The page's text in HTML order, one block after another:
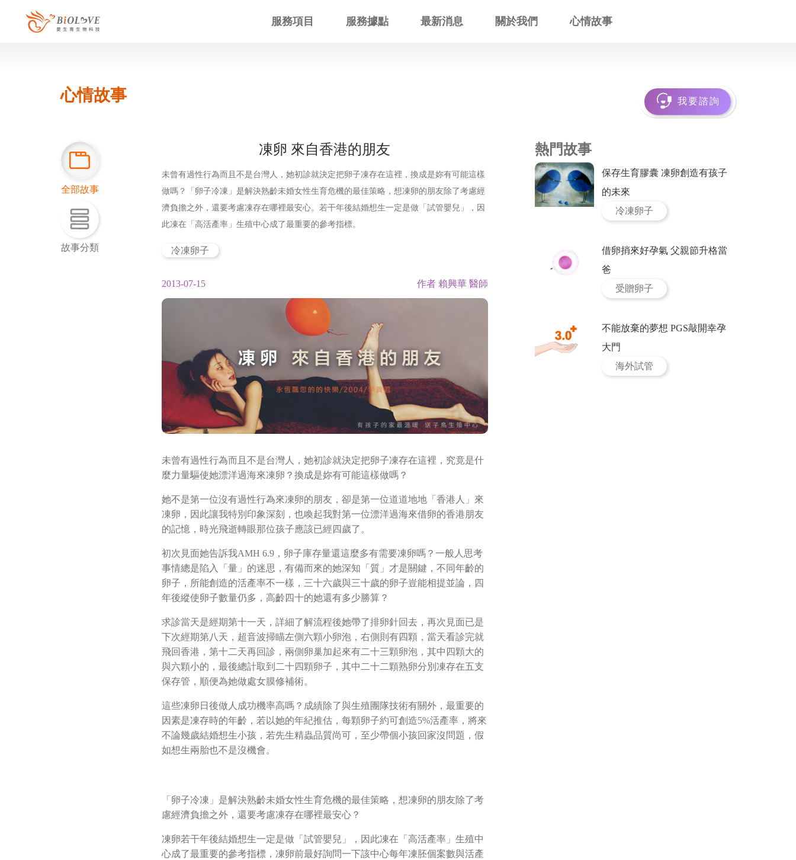
服務項目 服務據點 最新消息 關於我們 心情故事
心情故事 我要諮詢
全部故事
故事分類
凍卵 來自香港的朋友
未曾有過性行為而且不是台灣人，她初診就決定把卵子凍存在這裡，換成是妳有可能這樣
做嗎？「卵子冷凍」是解決熟齡未婚女性生育危機的最佳策略，想凍卵的朋友除了考慮經
濟負擔之外，還要考慮凍存在哪裡最安心。若干年後結婚想生一定是做「試管嬰兒」，因
此凍在「高活產率」生殖中心成了最重要的參考指標。
冷凍卵子
2013-07-15 賴興華 醫師
未曾有過性行為而且不是台灣人，她初診就決定把卵子凍存在這裡，究竟是什
麼力量驅使她漂洋過海來凍卵？換成是妳有可能這樣做嗎？
她不是第一位沒有過性行為來凍卵的朋友，卻是第一位道道地地「香港人」來
凍卵，因此讓我特別印象深刻，也喚起我對第一位漂洋過海來借卵的香港朋友
的記憶，時光飛逝轉眼那位孩子應該已經四歲了。
初次見面她告訴我AMH 6.9，卵子庫存量還這麼多有需要凍卵嗎？一般人思考
事情總是陷入「量」的迷思，有備而來的她深知「質」才是關鍵，不同年齡的
卵子，所能創造的活產率不一樣，三十六歲與三十歲的卵子豈能相提並論，四
年後縱使卵子數量仍多，高齡四十的她還有多少勝算？
求診當天是經期第十一天，詳細了解流程後她帶了排卵針回去，再次見面已是
下次經期第八天，超音波掃瞄左側六顆小卵泡，右側則有四顆，當天看診完就
飛回香港，第十二天再回診，兩側卵巢加起來有二十三顆卵泡，其中四顆大的
與六顆小的，最後總計取到二十四顆卵子，其中二十二顆熟卵分別凍存在五支
保存管，順便為她做處女膜修補術。
這些凍卵日後做人成功機率高嗎？成績除了與生殖團隊技術有關外，最重要的
因素是凍存時的年齡，若以她的年紀推估，每顆卵子約可創造5%活產率，將來
不論幾歲結婚想生小孩，若先生精蟲品質尚可，至少帶個小孩回家沒問題，假
如想生兩胎也不是沒機會。
「卵子冷凍」是解決熟齡未婚女性生育危機的最佳策略，想凍卵的朋友除了考
慮經濟負擔之外，還要考慮凍存在哪裡最安心？
凍卵若干年後結婚想生一定是做「試管嬰兒」，因此凍在「高活產率」生殖中
心成了最重要的參考指標，凍卵前最好詢問一下該中心每年凍胚個案數與活產
熱門故事
保存生育膠囊 凍卵創造有孩子
的未來
冷凍卵子
借卵捎來好孕氣 父親節升格當
爸
受贈卵子
不能放棄的夢想 PGS敲開幸孕
大門
海外試管